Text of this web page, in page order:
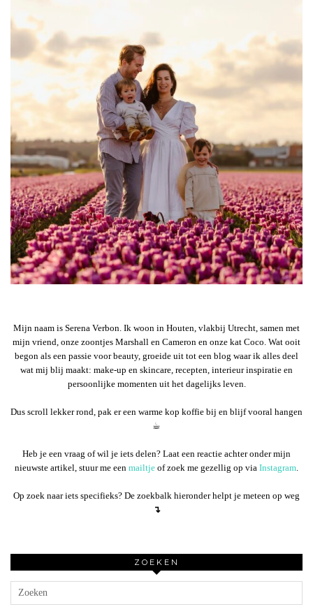
Mijn naam is Serena Verbon. Ik woon in Houten, vlakbij Utrecht, samen met
mijn vriend, onze zoontjes Marshall en Cameron en onze kat Coco. Wat ooit
begon als een passie voor beauty, groeide uit tot een blog waar ik alles deel
wat mij blij maakt: make-up en skincare, recepten, interieur inspiratie en
persoonlijke momenten uit het dagelijks leven.
Dus scroll lekker rond, pak er een warme kop koffie bij en blijf vooral hangen
☕︎
Heb je een vraag of wil je iets delen? Laat een reactie achter onder mijn
nieuwste artikel, stuur me een mailtje of zoek me gezellig op via Instagram.
Op zoek naar iets specifieks? De zoekbalk hieronder helpt je meteen op weg
↴
ZOEKEN